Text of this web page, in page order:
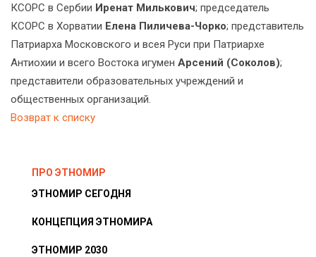
КСОРС в Сербии Иренат Милькович; председатель
КСОРС в Хорватии Елена Пиличева-Чорко; представитель
Патриарха Московского и всея Руси при Патриархе
Антиохии и всего Востока игумен Арсений (Соколов);
представители образовательных учреждений и
общественных организаций.
Возврат к списку
ПРО ЭТНОМИР
ЭТНОМИР СЕГОДНЯ
КОНЦЕПЦИЯ ЭТНОМИРА
ЭТНОМИР 2030